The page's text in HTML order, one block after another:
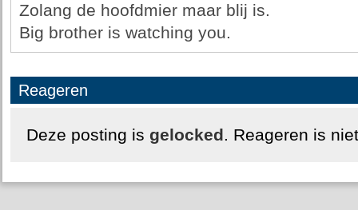
Zolang de hoofdmier maar blij is.
Big brother is watching you.
Reageren
Deze posting is gelocked. Reageren is